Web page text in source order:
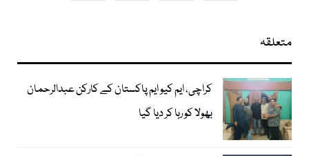
متعلقہ
کراچی، ایم کیو ایم پاکستان کے کارکن عبدالرحمان
بھولا کو رہا کر دیا گیا